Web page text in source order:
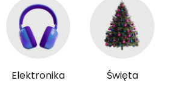
Elektronika Święta